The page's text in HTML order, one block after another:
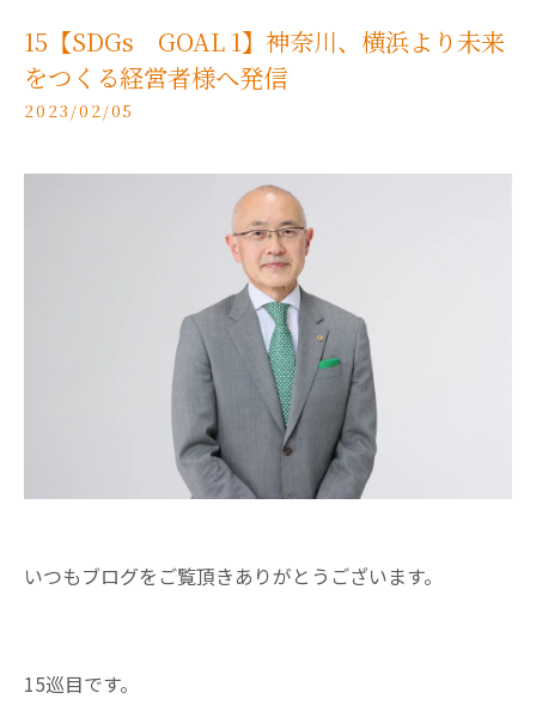
15【SDGs GOAL 1】神奈川、横浜より未来
をつくる経営者様へ発信
2023/02/05
いつもブログをご覧頂きありがとうございます。
15巡目です。